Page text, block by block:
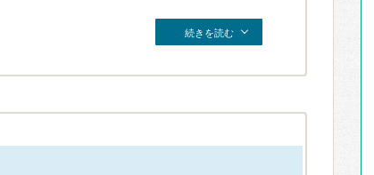
続きを読む